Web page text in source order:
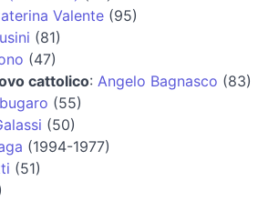
Valente (95)
(81)
(47)
cattolico: Angelo Bagnasco (83)
(55)
(50)
(1994-1977)
(51)